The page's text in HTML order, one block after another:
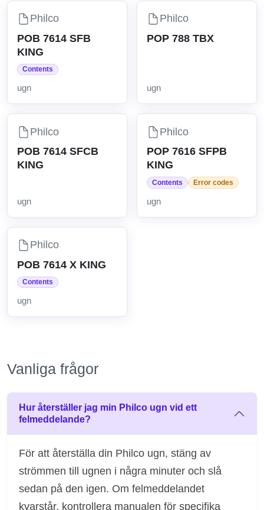
Philco
POB 7614 SFB
KING
Contents
ugn
Philco
POP 788 TBX
ugn
Philco
POB 7614 SFCB
KING
ugn
Philco
POP 7616 SFPB
KING
Contents Error codes
ugn
Philco
POB 7614 X KING
Contents
ugn
Vanliga frågor
Hur återställer jag min Philco ugn vid ett
felmeddelande?
För att återställa din Philco ugn, stäng av
strömmen till ugnen i några minuter och slå
sedan på den igen. Om felmeddelandet
kvarstår, kontrollera manualen för specifika